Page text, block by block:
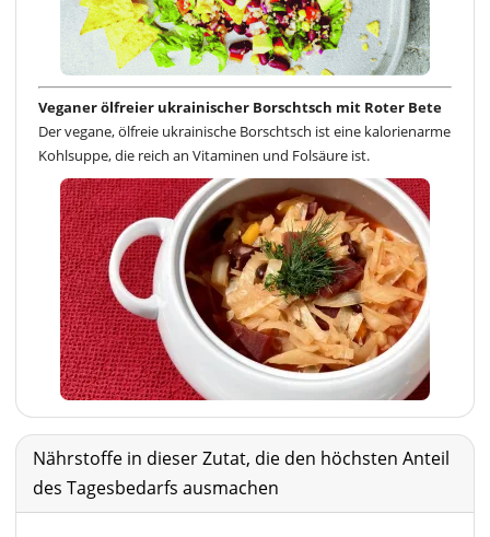
Veganer ölfreier ukrainischer Borschtsch mit Roter Bete
Der vegane, ölfreie ukrainische Borschtsch ist eine kalorienarme
Kohlsuppe, die reich an Vitaminen und Folsäure ist.
Nährstoffe in dieser Zutat, die den höchsten Anteil
des Tagesbedarfs ausmachen